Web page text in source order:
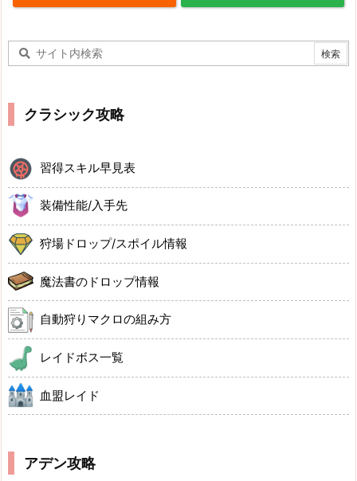
クラシック攻略
習得スキル早見表
装備性能/入手先
狩場ドロップ/スポイル情報
魔法書のドロップ情報
自動狩りマクロの組み方
レイドボス一覧
血盟レイド
アデン攻略